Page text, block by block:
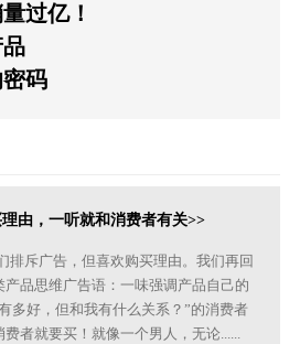
过亿！
码
理由，一听就和消费者有关>>
排斥广告，但喜欢购买理由。我们再回
产品思维广告语：一味强调产品自己的
多好，但和我有什么关系？”的消费者
者就要买！就像一个男人，无论......